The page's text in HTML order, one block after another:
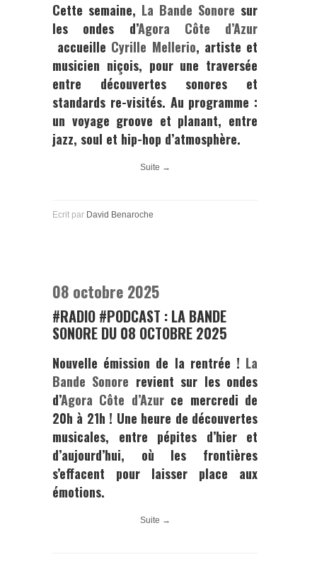
Cette semaine, La Bande Sonore sur
les ondes d’Agora Côte d’Azur
accueille Cyrille Mellerio, artiste et
musicien niçois, pour une traversée
entre découvertes sonores et
standards re-visités. Au programme :
un voyage groove et planant, entre
jazz, soul et hip-hop d’atmosphère.
Suite →
Ecrit par David Benaroche
08 octobre 2025
#RADIO #PODCAST : LA BANDE
SONORE DU 08 OCTOBRE 2025
Nouvelle émission de la rentrée ! La
Bande Sonore revient sur les ondes
d’Agora Côte d’Azur ce mercredi de
20h à 21h ! Une heure de découvertes
musicales, entre pépites d’hier et
d’aujourd’hui, où les frontières
s’effacent pour laisser place aux
émotions.
Suite →